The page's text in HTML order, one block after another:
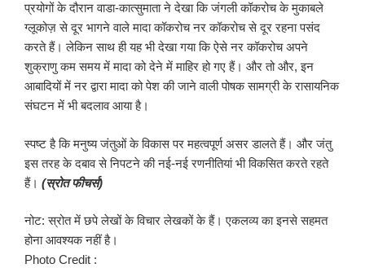
प्रयोगों के दौरान वाडा-कात्सुमाता ने देखा कि जंगली कॉकरोच के मुकाबले
ग्लूकोज़ से दूर भागने वाले मादा कॉकरोच नर कॉकरोच से दूर रहना पसंद
करते हैं। लेकिन साथ ही यह भी देखा गया कि ऐसे नर कॉकरोच अपने
शुक्राणु कम समय में मादा को देने में माहिर हो गए हैं। और तो और, इन
आबादियों में नर द्वारा मादा को पेश की जाने वाली पोषक सामग्री के रासायनिक
संघटन में भी बदलाव आया है।
स्पष्ट है कि मनुष्य जंतुओं के विकास पर महत्वपूर्ण असर डालते हैं। और जंतु
इस तरह के दबाव से निपटने की नई-नई रणनीतियां भी विकसित करते रहते
हैं। (स्रोत फीचर्स)
नोट: स्रोत में छपे लेखों के विचार लेखकों के हैं। एकलव्य का इनसे सहमत
होना आवश्यक नहीं है।
Photo Credit :